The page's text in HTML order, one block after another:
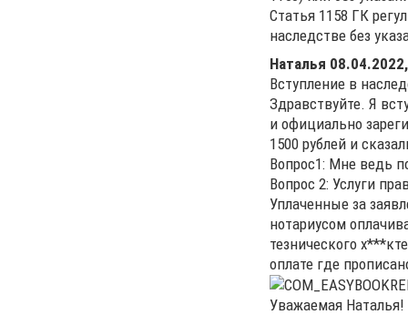
Статья 1158 ГК
наследстве без
Наталья
Вступление в
Здравствуйте. Я
и официально
1500 рублей и
Вопрос1: Мне ведь
Вопрос 2: Услуги
Уплаченные за
нотариусом
тезнического
оплате где
Уважаемая Наталья!